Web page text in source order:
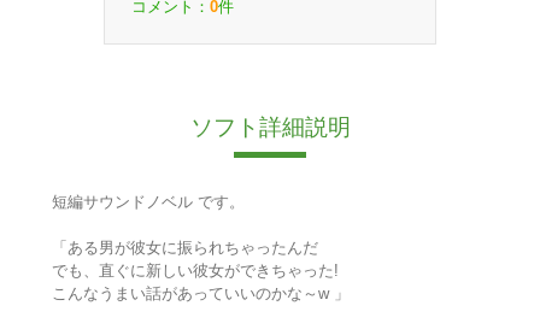
コメント： 0件
ソフト詳細説明
短編サウンドノベル です。
「ある男が彼女に振られちゃったんだ
でも、直ぐに新しい彼女ができちゃった!
こんなうまい話があっていいのかな～w 」